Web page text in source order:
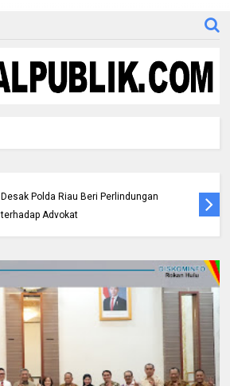
Desak Polda Riau Beri Perlindungan
terhadap Advokat